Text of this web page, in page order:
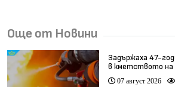
Още от Новини
Задържаха 47-
в кметството на
07 август 2026